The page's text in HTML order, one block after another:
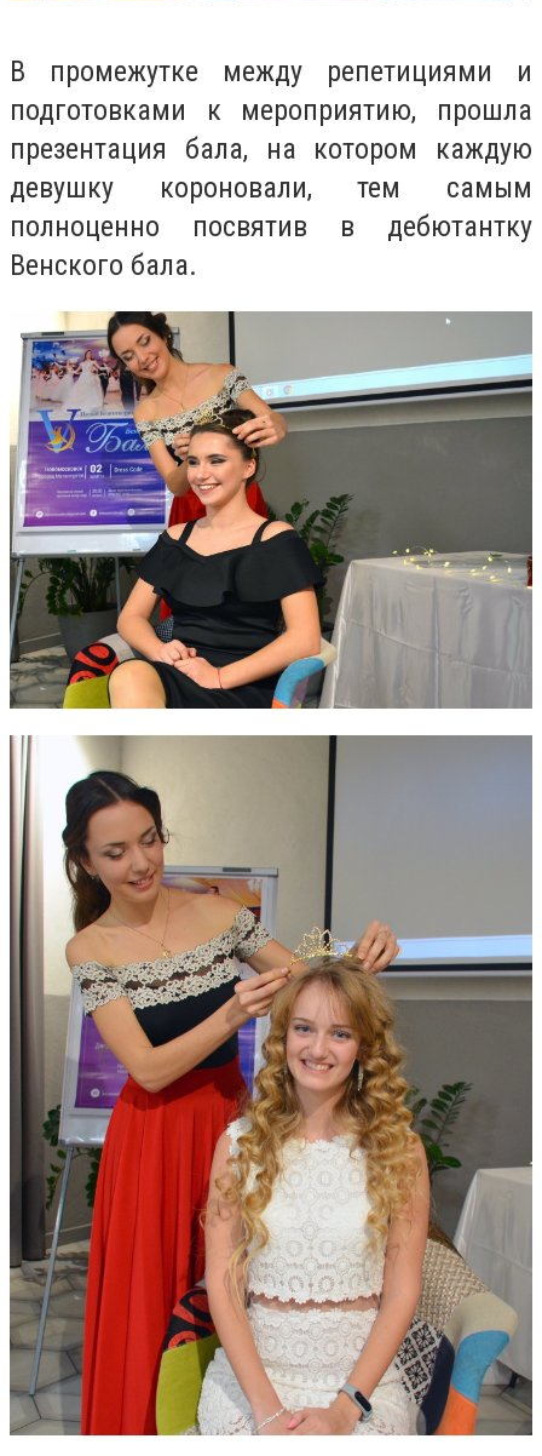
В промежутке между репетициями и
подготовками к мероприятию, прошла
презентация бала, на котором каждую
девушку короновали, тем самым
полноценно посвятив в дебютантку
Венского бала.